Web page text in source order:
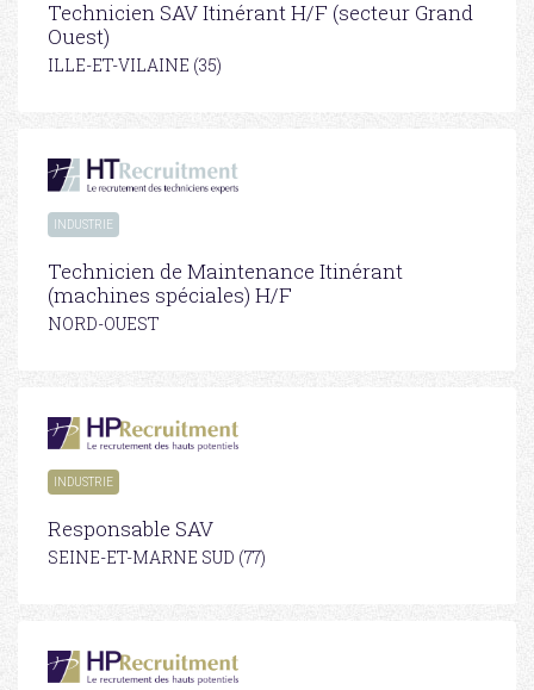
Technicien SAV Itinérant H/F (secteur Grand
Ouest)
ILLE-ET-VILAINE (35)
INDUSTRIE
Technicien de Maintenance Itinérant
(machines spéciales) H/F
NORD-OUEST
INDUSTRIE
Responsable SAV
SEINE-ET-MARNE SUD (77)